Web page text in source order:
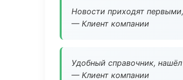
Новости приходят
— Клиент компании
Удобный справочник,
— Клиент компании